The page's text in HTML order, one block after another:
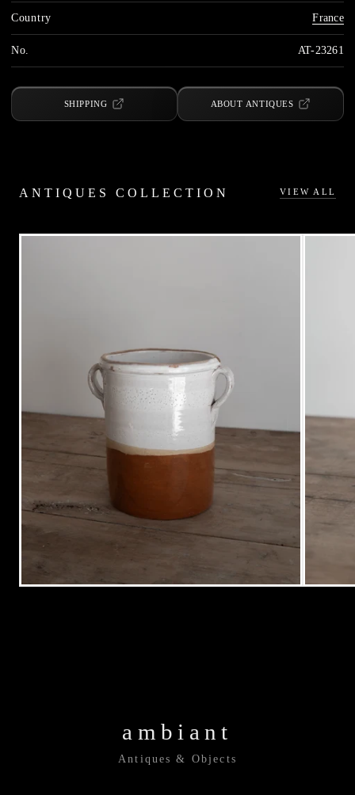
Country France
No. AT-23261
SHIPPING ABOUT ANTIQUES
ANTIQUES COLLECTION VIEW ALL
ambiant
Antiques & Objects